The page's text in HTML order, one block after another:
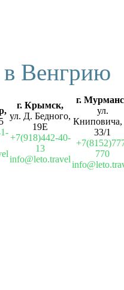
Венгрию
г. Крымск,
ул. Д. Бедного,
19Е
+7(918)442-40-
13
info@leto.travel
г.
ул.
Книповича,
33/1
770